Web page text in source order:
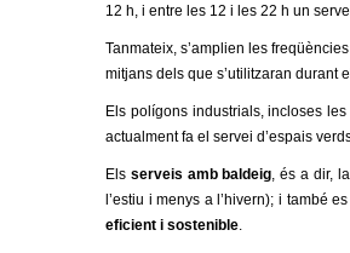
r
a
n
o
l
12 h, i entre les 12 i les 22 h un
Tanmateix, s’amplien les
mitjans dels que s’utilitzaran durant
Els polígons industrials, incloses
actualmentfa el servei d’espais
Els serveis amb baldeig, és a dir,
l’estiu i menys a l’hivern); i també
eficient i sostenible.